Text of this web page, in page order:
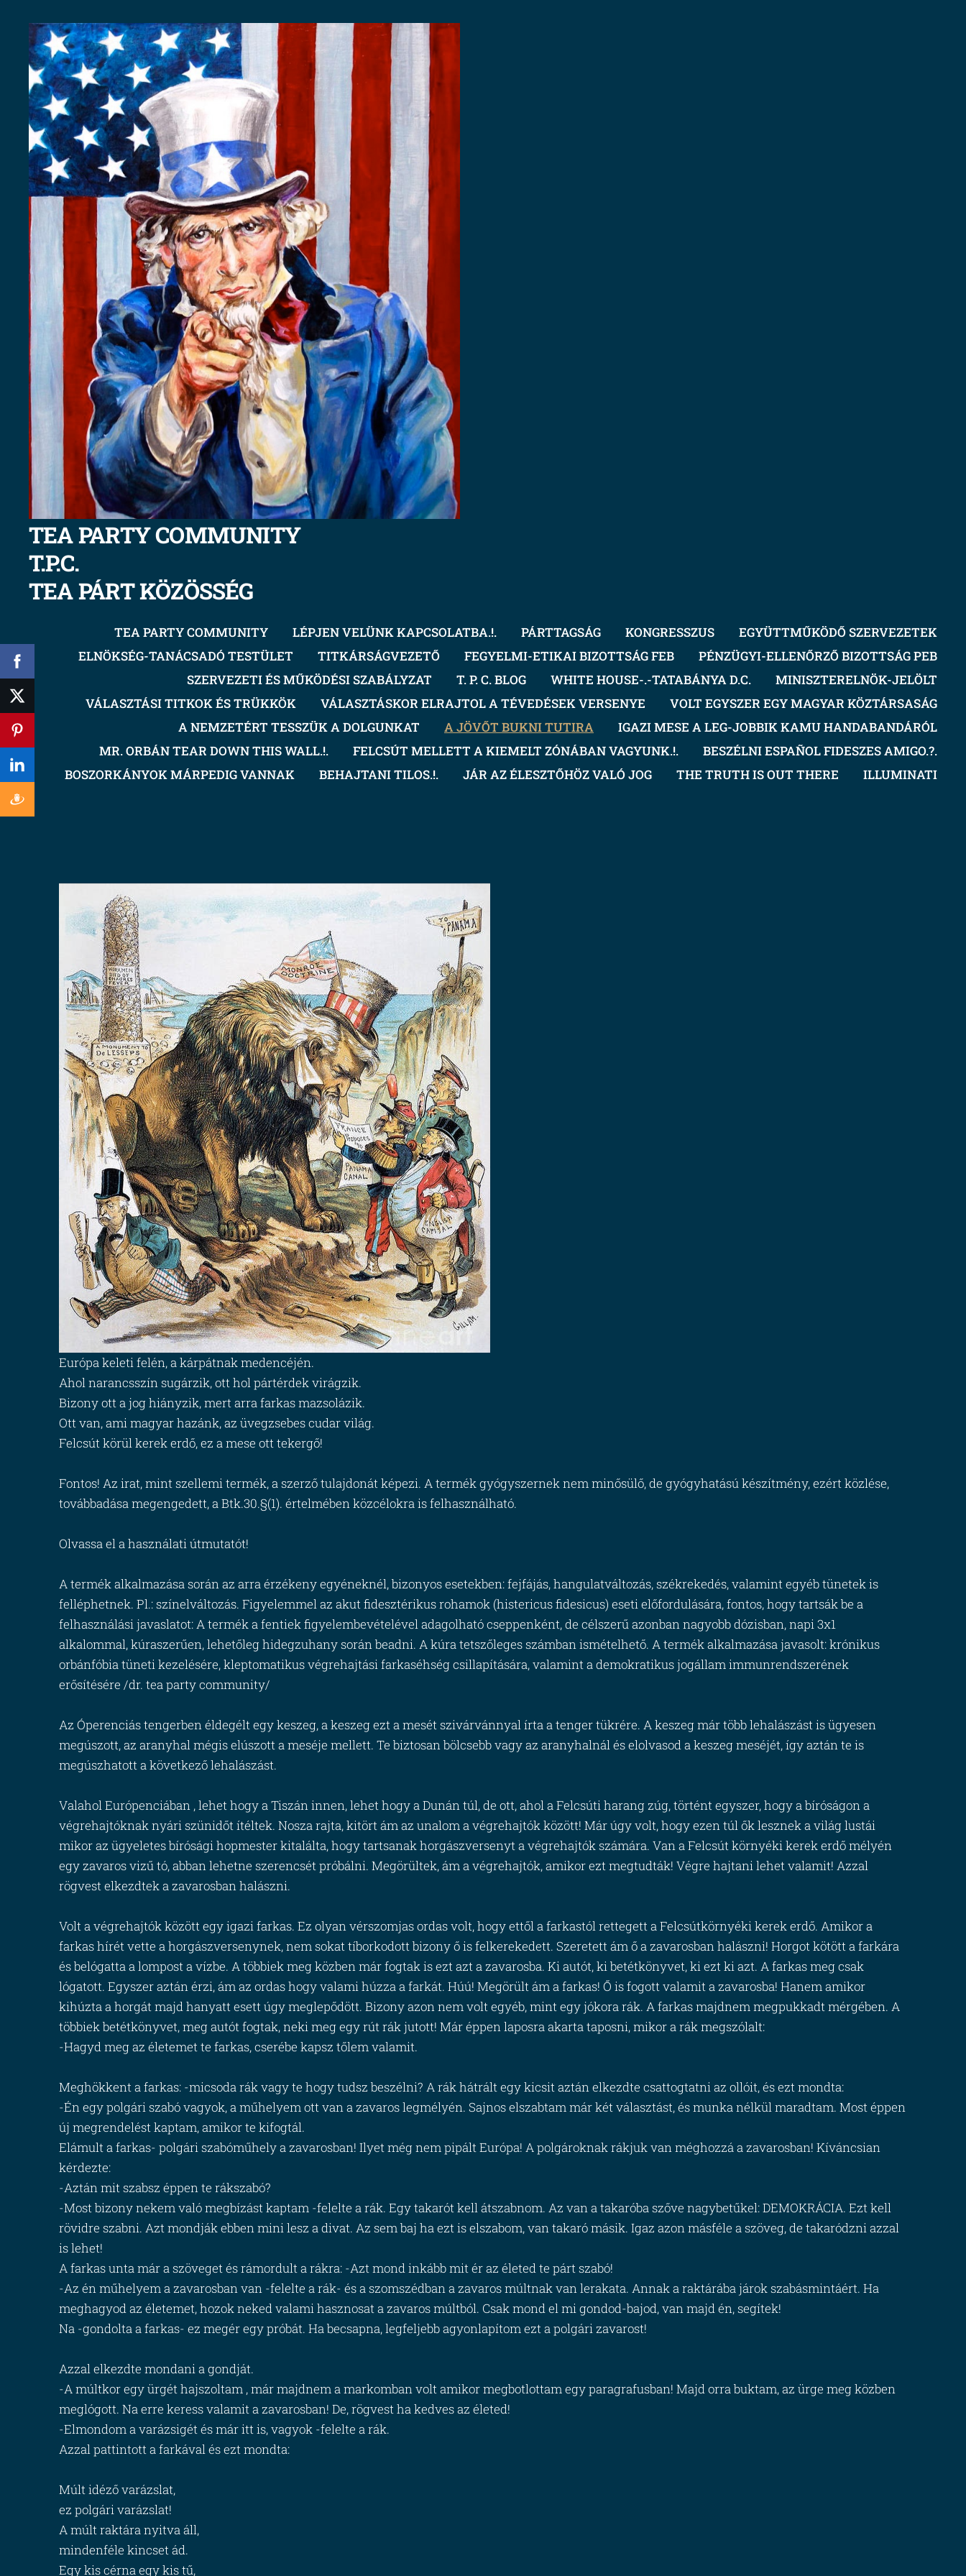
TEA PARTY COMMUNITY
T.P.C.
TEA PÁRT KÖZÖSSÉG
TEA PARTY COMMUNITY LÉPJEN VELÜNK KAPCSOLATBA.!. PÁRTTAGSÁG KONGRESSZUS
EGYÜTTMŰKÖDŐ SZERVEZETEK
ELNÖKSÉG-TANÁCSADÓ TESTÜLET
TITKÁRSÁGVEZETŐ FEGYELMI-ETIKAI BIZOTTSÁG FEB
PÉNZÜGYI-ELLENŐRZŐ BIZOTTSÁG PEB
SZERVEZETI ÉS MŰKÖDÉSI SZABÁLYZAT
T. P. C. BLOG WHITE HOUSE-.-TATABÁNYA D.C.
MINISZTERELNÖK-JELÖLT
VÁLASZTÁSI TITKOK ÉS TRÜKKÖK
VÁLASZTÁSKOR ELRAJTOL A TÉVEDÉSEK VERSENYE
VOLT EGYSZER EGY MAGYAR KÖZTÁRSASÁG
A NEMZETÉRT TESSZÜK A DOLGUNKAT
A JÖVŐT BUKNI TUTIRA
IGAZI MESE A LEG-JOBBIK KAMU HANDABANDÁRÓL
MR. ORBÁN TEAR DOWN THIS WALL.!.
FELCSÚT MELLETT A KIEMELT ZÓNÁBAN VAGYUNK.!.
BESZÉLNI ESPAÑOL FIDESZES AMIGO.?.
BOSZORKÁNYOK MÁRPEDIG VANNAK
BEHAJTANI TILOS.!. JÁR AZ ÉLESZTŐHÖZ VALÓ JOG THE TRUTH IS OUT THERE ILLUMINATI
Európa keleti felén, a kárpátnak medencéjén.
Ahol narancsszín sugárzik, ott hol pártérdek virágzik.
Bizony ott a jog hiányzik, mert arra farkas mazsolázik.
Ott van, ami magyar hazánk, az üvegzsebes cudar világ.
Felcsút körül kerek erdő, ez a mese ott tekergő!
Fontos! Az irat, mint szellemi termék, a szerző tulajdonát képezi. A termék gyógyszernek nem minősülő, de gyógyhatású készítmény, ezért közlése,
továbbadása megengedett, a Btk.30.§(1). értelmében közcélokra is felhasználható.
Olvassa el a használati útmutatót!
A termék alkalmazása során az arra érzékeny egyéneknél, bizonyos esetekben: fejfájás, hangulatváltozás, székrekedés, valamint egyéb tünetek is
felléphetnek. Pl.: színelváltozás. Figyelemmel az akut fidesztérikus rohamok (histericus fidesicus) eseti előfordulására, fontos, hogy tartsák be a
felhasználási javaslatot: A termék a fentiek figyelembevételével adagolható cseppenként, de célszerű azonban nagyobb dózisban, napi 3x1
alkalommal, kúraszerűen, lehetőleg hidegzuhany során beadni. A kúra tetszőleges számban ismételhető. A termék alkalmazása javasolt: krónikus
orbánfóbia tüneti kezelésére, kleptomatikus végrehajtási farkaséhség csillapítására, valamint a demokratikus jogállam immunrendszerének
erősítésére /dr. tea party community/
Az Óperenciás tengerben éldegélt egy keszeg, a keszeg ezt a mesét szivárvánnyal írta a tenger tükrére. A keszeg már több lehalászást is ügyesen
megúszott, az aranyhal mégis elúszott a meséje mellett. Te biztosan bölcsebb vagy az aranyhalnál és elolvasod a keszeg meséjét, így aztán te is
megúszhatott a következő lehalászást.
Valahol Európenciában , lehet hogy a Tiszán innen, lehet hogy a Dunán túl, de ott, ahol a Felcsúti harang zúg, történt egyszer, hogy a bíróságon a
végrehajtóknak nyári szünidőt ítéltek. Nosza rajta, kitört ám az unalom a végrehajtók között! Már úgy volt, hogy ezen túl ők lesznek a világ lustái
mikor az ügyeletes bírósági hopmester kitalálta, hogy tartsanak horgászversenyt a végrehajtók számára. Van a Felcsút környéki kerek erdő mélyén
egy zavaros vizű tó, abban lehetne szerencsét próbálni. Megörültek, ám a végrehajtók, amikor ezt megtudták! Végre hajtani lehet valamit! Azzal
rögvest elkezdtek a zavarosban halászni.
Volt a végrehajtók között egy igazi farkas. Ez olyan vérszomjas ordas volt, hogy ettől a farkastól rettegett a Felcsútkörnyéki kerek erdő. Amikor a
farkas hírét vette a horgászversenynek, nem sokat tíborkodott bizony ő is felkerekedett. Szeretett ám ő a zavarosban halászni! Horgot kötött a farkára
és belógatta a lompost a vízbe. A többiek meg közben már fogtak is ezt azt a zavarosba. Ki autót, ki betétkönyvet, ki ezt ki azt. A farkas meg csak
lógatott. Egyszer aztán érzi, ám az ordas hogy valami húzza a farkát. Húú! Megörült ám a farkas! Ő is fogott valamit a zavarosba! Hanem amikor
kihúzta a horgát majd hanyatt esett úgy meglepődött. Bizony azon nem volt egyéb, mint egy jókora rák. A farkas majdnem megpukkadt mérgében. A
többiek betétkönyvet, meg autót fogtak, neki meg egy rút rák jutott! Már éppen laposra akarta taposni, mikor a rák megszólalt:
-Hagyd meg az életemet te farkas, cserébe kapsz tőlem valamit.
Meghökkent a farkas: -micsoda rák vagy te hogy tudsz beszélni? A rák hátrált egy kicsit aztán elkezdte csattogtatni az ollóit, és ezt mondta:
-Én egy polgári szabó vagyok, a műhelyem ott van a zavaros legmélyén. Sajnos elszabtam már két választást, és munka nélkül maradtam. Most éppen
új megrendelést kaptam, amikor te kifogtál.
Elámult a farkas- polgári szabóműhely a zavarosban! Ilyet még nem pipált Európa! A polgároknak rákjuk van méghozzá a zavarosban! Kíváncsian
kérdezte:
-Aztán mit szabsz éppen te rákszabó?
-Most bizony nekem való megbízást kaptam -felelte a rák. Egy takarót kell átszabnom. Az van a takaróba szőve nagybetűkel: DEMOKRÁCIA. Ezt kell
rövidre szabni. Azt mondják ebben mini lesz a divat. Az sem baj ha ezt is elszabom, van takaró másik. Igaz azon másféle a szöveg, de takaródzni azzal
is lehet!
A farkas unta már a szöveget és rámordult a rákra: -Azt mond inkább mit ér az életed te párt szabó!
-Az én műhelyem a zavarosban van -felelte a rák- és a szomszédban a zavaros múltnak van lerakata. Annak a raktárába járok szabásmintáért. Ha
meghagyod az életemet, hozok neked valami hasznosat a zavaros múltból. Csak mond el mi gondod-bajod, van majd én, segítek!
Na -gondolta a farkas- ez megér egy próbát. Ha becsapna, legfeljebb agyonlapítom ezt a polgári zavarost!
Azzal elkezdte mondani a gondját.
-A múltkor egy ürgét hajszoltam , már majdnem a markomban volt amikor megbotlottam egy paragrafusban! Majd orra buktam, az ürge meg közben
meglógott. Na erre keress valamit a zavarosban! De, rögvest ha kedves az életed!
-Elmondom a varázsigét és már itt is, vagyok -felelte a rák.
Azzal pattintott a farkával és ezt mondta:
Múlt idéző varázslat,
ez polgári varázslat!
A múlt raktára nyitva áll,
mindenféle kincset ád.
Egy kis cérna egy kis tű,